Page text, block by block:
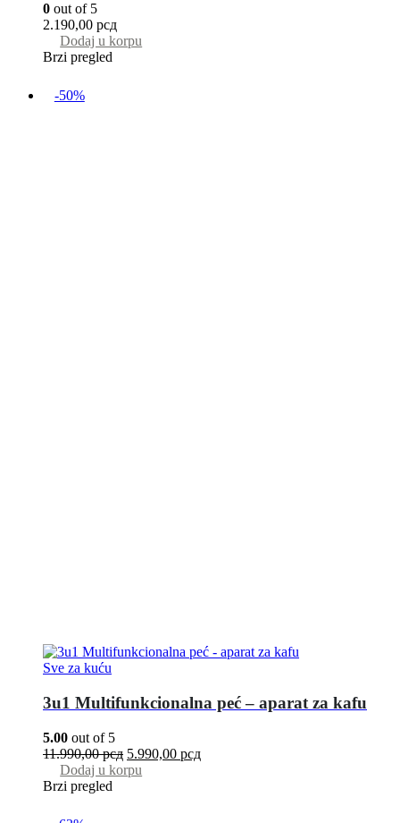
0 out of 5
2.190,00 рсд
Dodaj u korpu
Brzi pregled
-50%
Sve za kuću
3u1 Multifunkcionalna peć – aparat za kafu
5.00 out of 5
11.990,00рсд 5.990,00 рсд
Dodaj u korpu
Brzi pregled